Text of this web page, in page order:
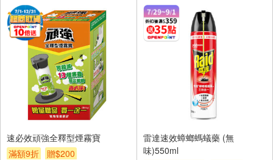
速必效頑強全釋型煙霧寶
滿額9折
贈$200
雷達速效蟑螂螞蟻藥 (無
味)550ml